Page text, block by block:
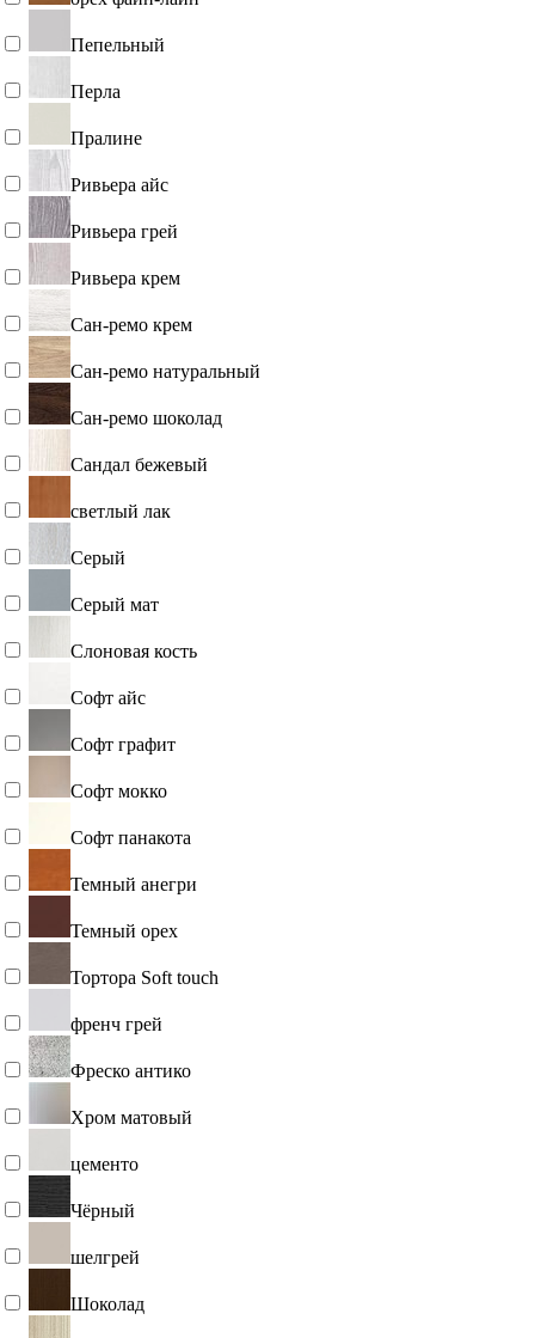
Пепельный
Перла
Пралине
Ривьера айс
Ривьера грей
Ривьера крем
Сан-ремо крем
Сан-ремо натуральный
Сан-ремо шоколад
Сандал бежевый
светлый лак
Серый
Серый мат
Слоновая кость
Софт айс
Софт графит
Софт мокко
Софт панакота
Темный анегри
Темный орех
Тортора Soft touch
френч грей
Фреско антико
Хром матовый
цементо
Чёрный
шелгрей
Шоколад